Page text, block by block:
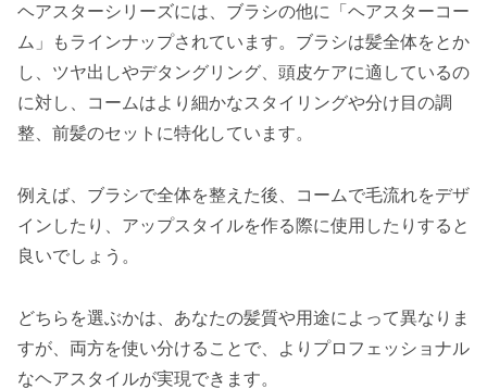
ヘアスターシリーズには、ブラシの他に「ヘアスターコー
ム」もラインナップされています。ブラシは髪全体をとか
し、ツヤ出しやデタングリング、頭皮ケアに適しているの
に対し、コームはより細かなスタイリングや分け目の調
整、前髪のセットに特化しています。
例えば、ブラシで全体を整えた後、コームで毛流れをデザ
インしたり、アップスタイルを作る際に使用したりすると
良いでしょう。
どちらを選ぶかは、あなたの髪質や用途によって異なりま
すが、両方を使い分けることで、よりプロフェッショナル
なヘアスタイルが実現できます。